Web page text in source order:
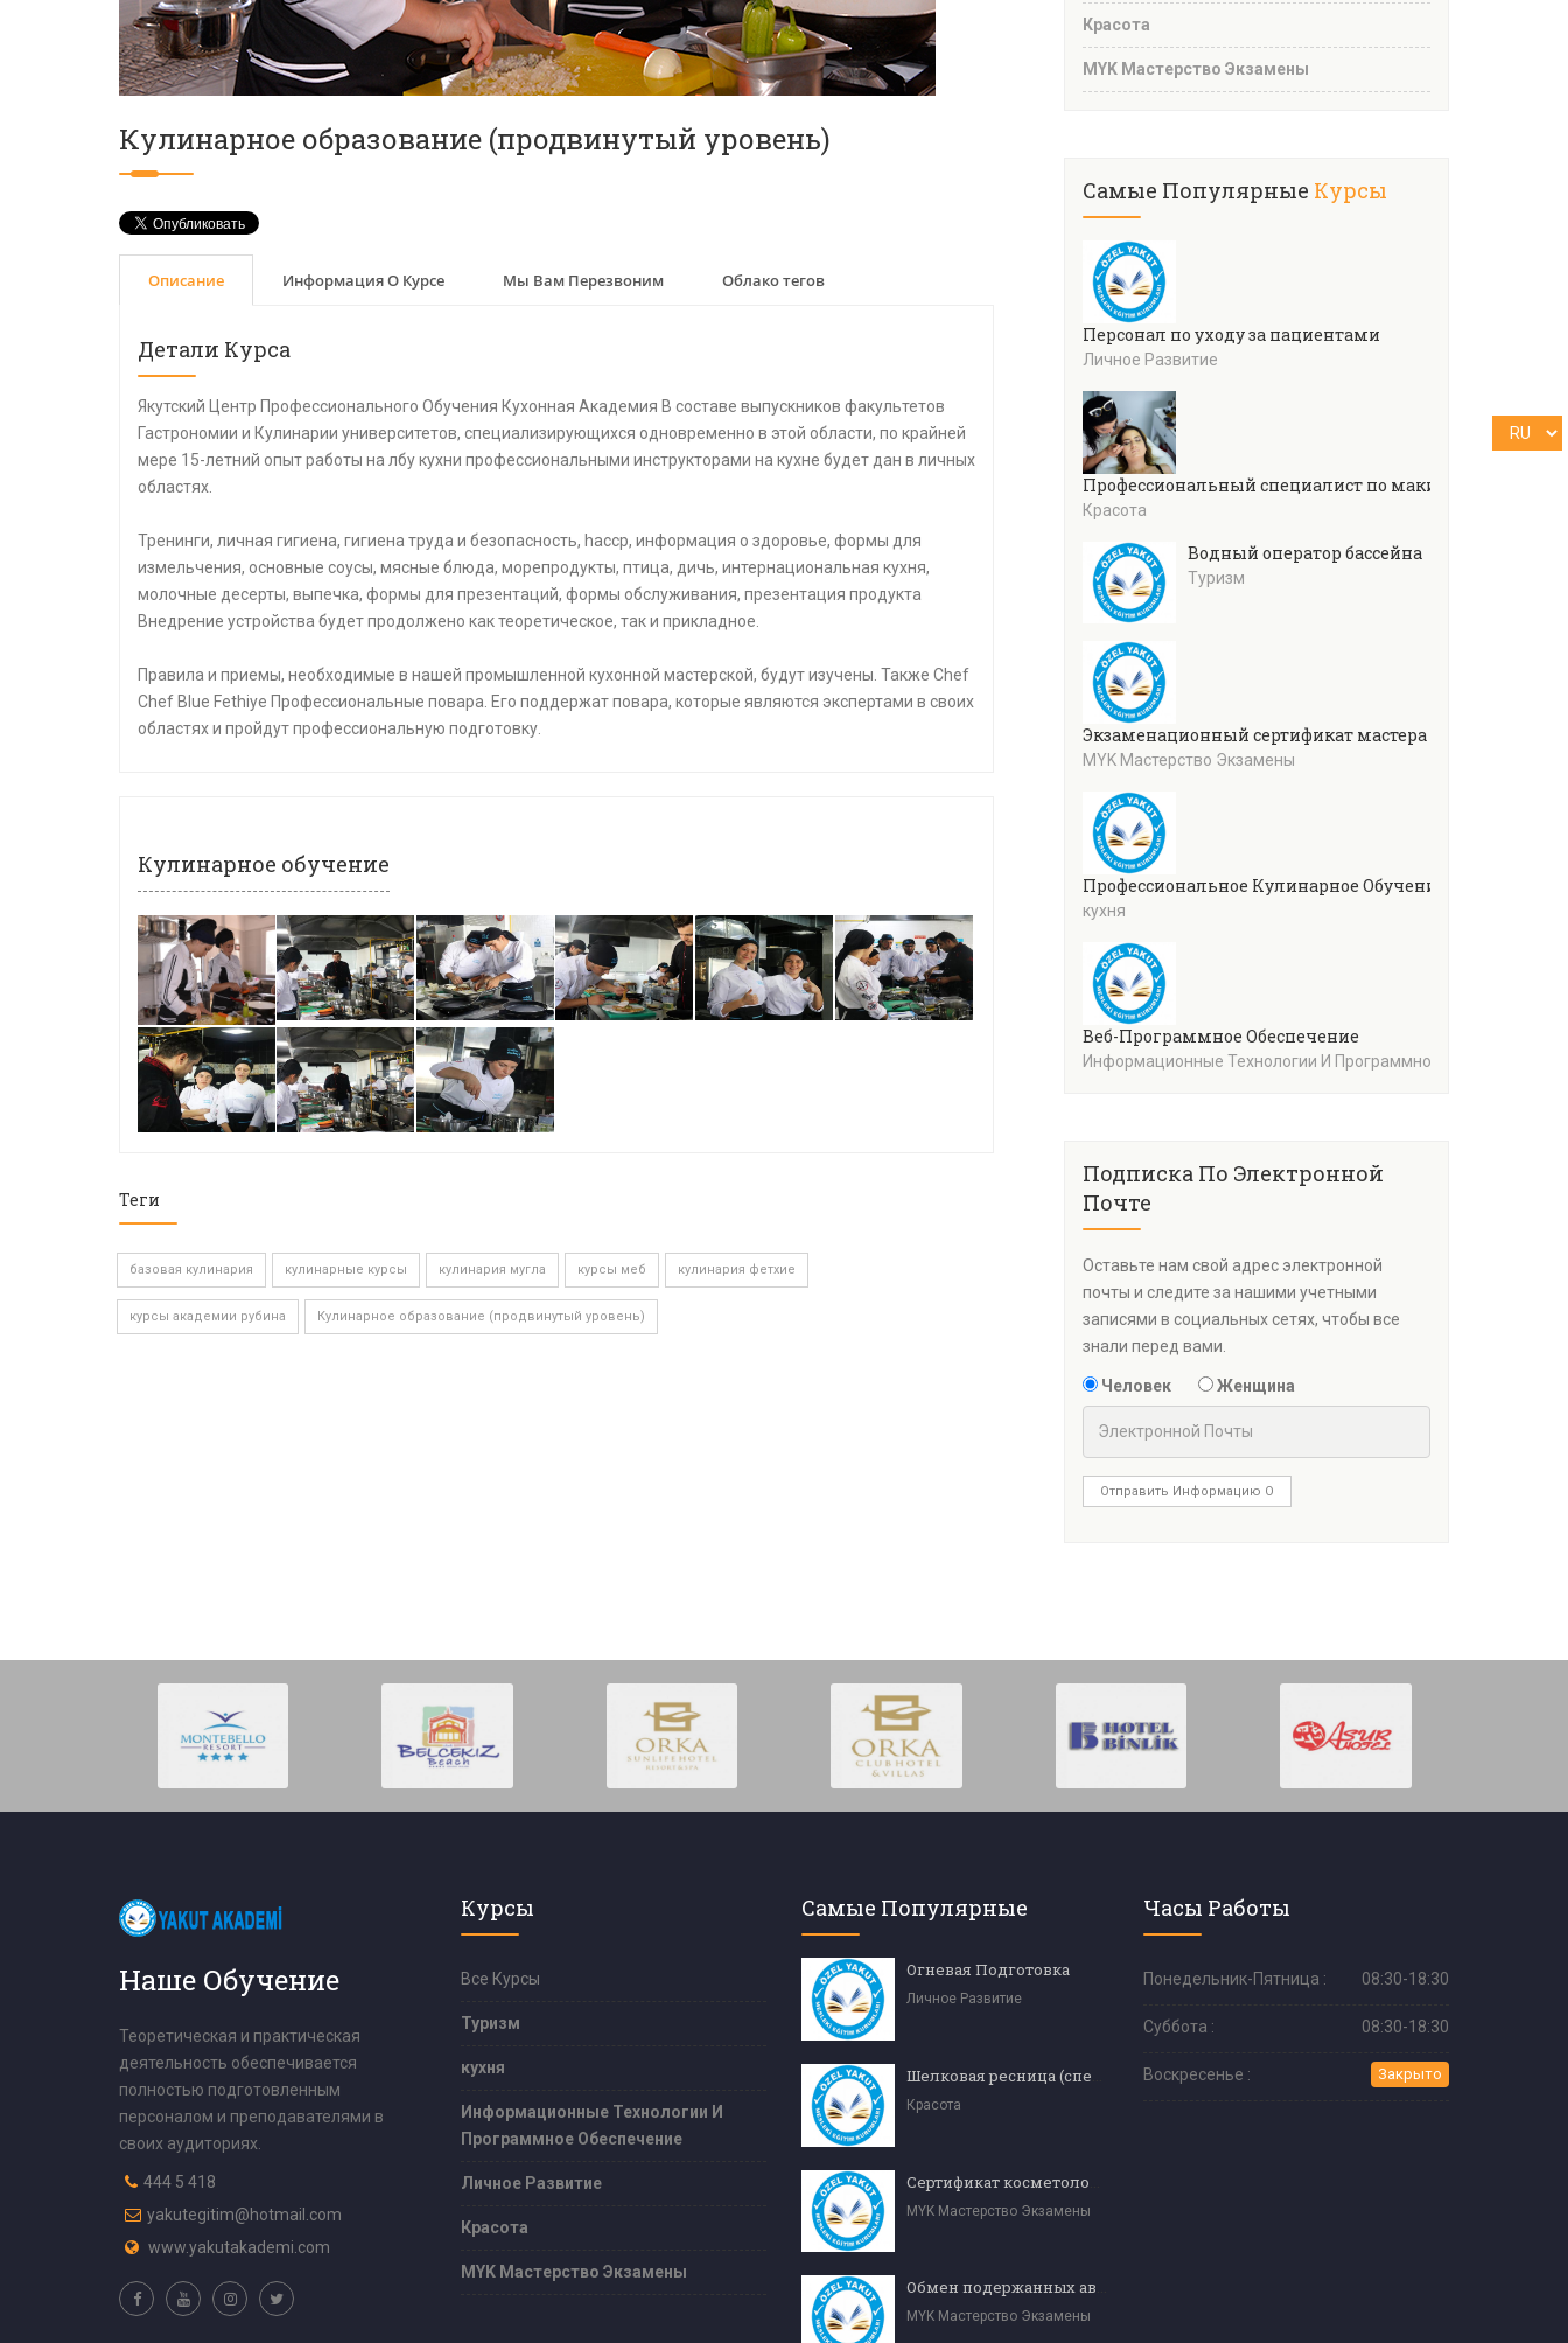
Кулинарное образование (продвинутый уровень)
Описание Информация О Курсе Мы Вам Перезвоним Облако тегов
Детали Курса
Якутский Центр Профессионального Обучения Кухонная Академия В составе выпускников факультетов
Гастрономии и Кулинарии университетов, специализирующихся одновременно в этой области, по крайней
мере 15-летний опыт работы на лбу кухни профессиональными инструкторами на кухне будет дан в личных
областях.
Тренинги, личная гигиена, гигиена труда и безопасность, haccp, информация о здоровье, формы для
измельчения, основные соусы, мясные блюда, морепродукты, птица, дичь, интернациональная кухня,
молочные десерты, выпечка, формы для презентаций, формы обслуживания, презентация продукта
Внедрение устройства будет продолжено как теоретическое, так и прикладное.
Правила и приемы, необходимые в нашей промышленной кухонной мастерской, будут изучены. Также Chef
Chef Blue Fethiye Профессиональные повара. Его поддержат повара, которые являются экспертами в своих
областях и пройдут профессиональную подготовку.
Кулинарное обучение
Теги
базовая кулинария кулинарные курсы кулинария мугла курсы меб кулинария фетхие
курсы академии рубина Кулинарное образование (продвинутый уровень)
Красота
MYK Мастерство Экзамены
Самые Популярные Курсы
Персонал по уходу за пациентами
Личное Развитие
Профессиональный специалист по макияжу
Красота
Водный оператор бассейна
Туризм
Экзаменационный сертификат мастера кулинарии
MYK Мастерство Экзамены
Профессиональное Кулинарное Обучение
кухня
Веб-Программное Обеспечение
Информационные Технологии И Программное Обеспечение
Подписка По Электронной
Почте
Оставьте нам свой адрес электронной
почты и следите за нашими учетными
записями в социальных сетях, чтобы все
знали перед вами.
Человек Женщина
Отправить Информацию О
Наше Обучение
Теоретическая и практическая
деятельность обеспечивается
полностью подготовленным
персоналом и преподавателями в
своих аудиториях.
444 5 418
yakutegitim@hotmail.com
www.yakutakademi.com
Курсы
Все Курсы
Туризм
кухня
Информационные Технологии И
Программное Обеспечение
Личное Развитие
Красота
MYK Мастерство Экзамены
Самые Популярные
Огневая Подготовка
Личное Развитие
Красота
MYK Мастерство Экзамены
MYK Мастерство Экзамены
Часы Работы
Понедельник-Пятница : 08:30-18:30
Суббота : 08:30-18:30
Воскресенье : Закрыто